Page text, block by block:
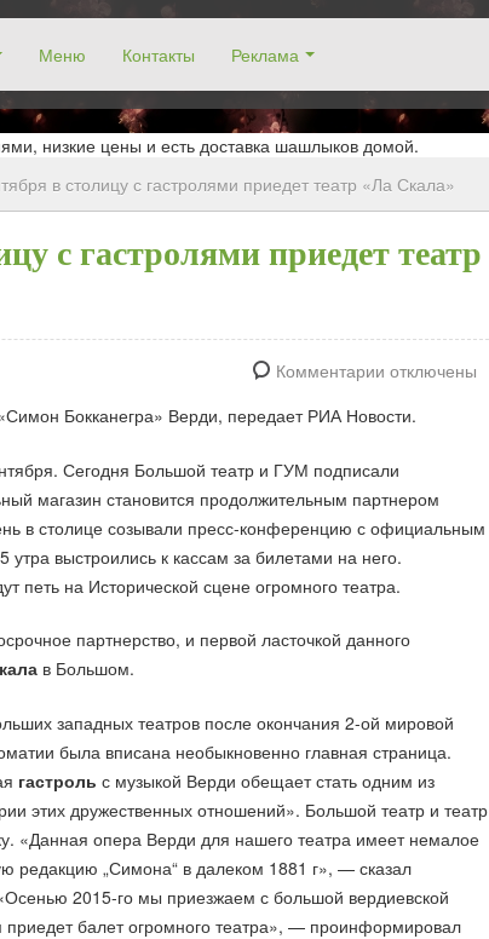
Меню Контакты Реклама
заказ столика. Работаем без выходных! Низкие цены!
низкие цены и есть доставка шашлыков домой.
в столицу с гастролями приедет театр «Ла Скала»
с гастролями приедет театр
Комментарии отключены
Бокканегра» Верди, передает РИА Новости.
Сегодня Большой театр и ГУМ подписали
магазин становится продолжительным партнером
в столице созывали пресс-конференцию с официальным
выстроились к кассам за билетами на него.
петь на Исторической сцене огромного театра.
партнерство, и первой ласточкой данного
в Большом.
западных театров после окончания 2-ой мировой
была вписана необыкновенно главная страница.
гастроль с музыкой Верди обещает стать одним из
этих дружественных отношений». Большой театр и театр
«Данная опера Верди для нашего театра имеет немалое
редакцию „Симона“ в далеком 1881 г», — сказал
2015-го мы приезжаем с большой вердиевской
балет огромного театра», — проинформировал